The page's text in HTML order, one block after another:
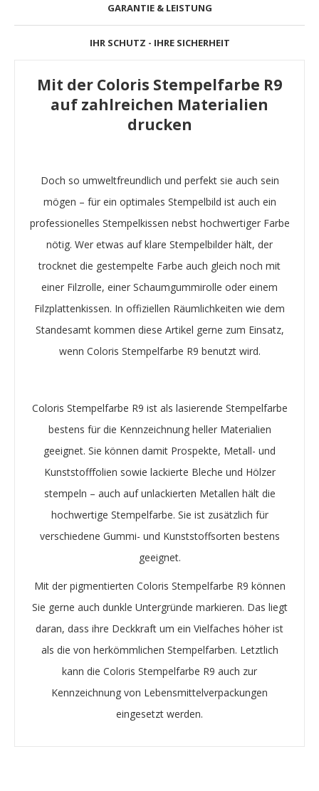
GARANTIE & LEISTUNG
IHR SCHUTZ - IHRE SICHERHEIT
Mit der Coloris Stempelfarbe R9
auf zahlreichen Materialien
drucken
Doch so umweltfreundlich und perfekt sie auch sein
mögen – für ein optimales Stempelbild ist auch ein
professionelles Stempelkissen nebst hochwertiger Farbe
nötig. Wer etwas auf klare Stempelbilder hält, der
trocknet die gestempelte Farbe auch gleich noch mit
einer Filzrolle, einer Schaumgummirolle oder einem
Filzplattenkissen. In offiziellen Räumlichkeiten wie dem
Standesamt kommen diese Artikel gerne zum Einsatz,
wenn Coloris Stempelfarbe R9 benutzt wird.
Coloris Stempelfarbe R9 ist als lasierende Stempelfarbe
bestens für die Kennzeichnung heller Materialien
geeignet. Sie können damit Prospekte, Metall- und
Kunststofffolien sowie lackierte Bleche und Hölzer
stempeln – auch auf unlackierten Metallen hält die
hochwertige Stempelfarbe. Sie ist zusätzlich für
verschiedene Gummi- und Kunststoffsorten bestens
geeignet.
Mit der pigmentierten Coloris Stempelfarbe R9 können
Sie gerne auch dunkle Untergründe markieren. Das liegt
daran, dass ihre Deckkraft um ein Vielfaches höher ist
als die von herkömmlichen Stempelfarben. Letztlich
kann die Coloris Stempelfarbe R9 auch zur
Kennzeichnung von Lebensmittelverpackungen
eingesetzt werden.